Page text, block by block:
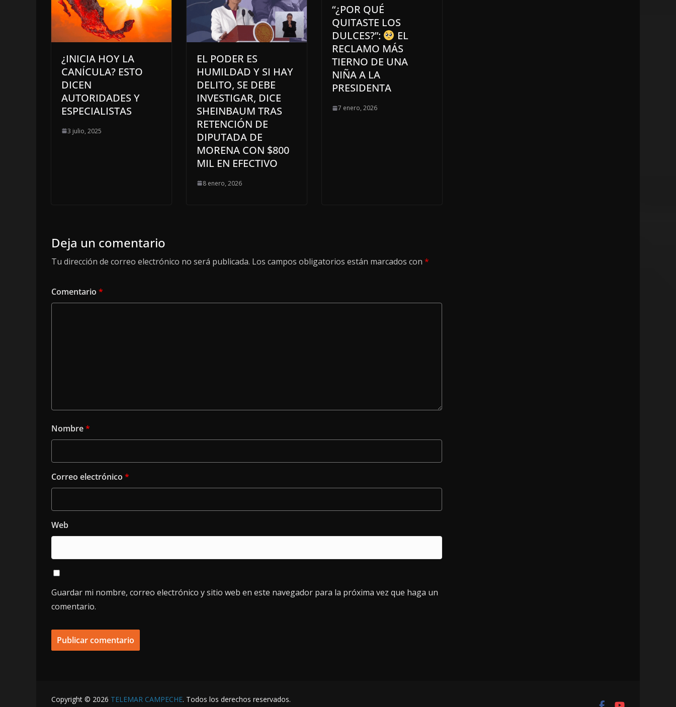
¿INICIA HOY LA
CANÍCULA? ESTO
DICEN
AUTORIDADES Y
ESPECIALISTAS
3 julio, 2025
EL PODER ES
HUMILDAD Y SI HAY
DELITO, SE DEBE
INVESTIGAR, DICE
SHEINBAUM TRAS
RETENCIÓN DE
DIPUTADA DE
MORENA CON $800
MIL EN EFECTIVO
8 enero, 2026
“¿POR QUÉ
QUITASTE LOS
DULCES?”:
EL
RECLAMO MÁS
TIERNO DE UNA
NIÑA A LA
PRESIDENTA
7 enero, 2026
Deja un comentario
Tu dirección de correo electrónico no será publicada. Los campos obligatorios están marcados con *
Comentario *
Nombre*
Correo electrónico *
Web
Guardar mi nombre, correo electrónico y sitio web en este navegador para la próxima vez que haga un
comentario.
Copyright © 2026 TELEMAR CAMPECHE. Todos los derechos reservados.